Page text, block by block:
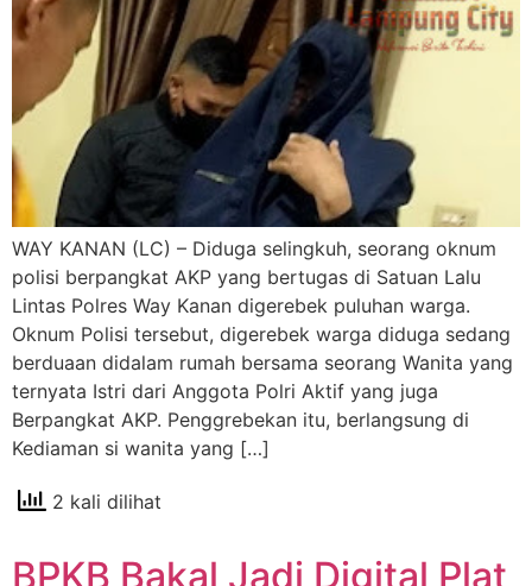
WAY KANAN (LC) – Diduga selingkuh, seorang oknum
polisi berpangkat AKP yang bertugas di Satuan Lalu
Lintas Polres Way Kanan digerebek puluhan warga.
Oknum Polisi tersebut, digerebek warga diduga sedang
berduaan didalam rumah bersama seorang Wanita yang
ternyata Istri dari Anggota Polri Aktif yang juga
Berpangkat AKP. Penggrebekan itu, berlangsung di
Kediaman si wanita yang […]
2 kali dilihat
BPKB Bakal Jadi Digital Plat